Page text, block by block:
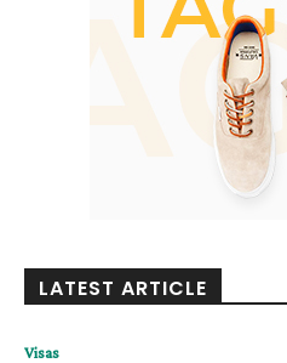
LATEST ARTICLE
Visas